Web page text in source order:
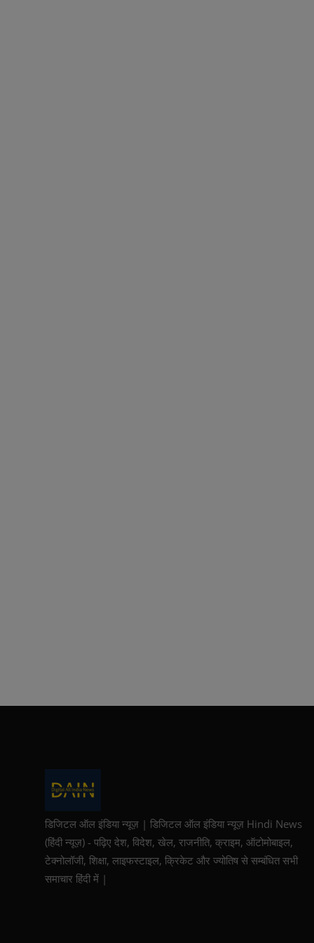
डिजिटल ऑल इंडिया न्यूज़ | डिजिटल ऑल इंडिया न्यूज़ Hindi News
(हिंदी न्यूज़) - पढ़िए देश, विदेश, खेल, राजनीति, क्राइम, ऑटोमोबाइल,
टेक्नोलॉजी, शिक्षा, लाइफस्टाइल, क्रिकेट और ज्योतिष से सम्बंधित सभी
समाचार हिंदी में |